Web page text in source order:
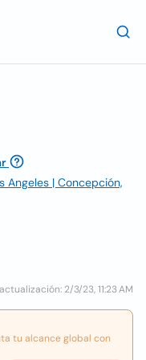
Angeles | Concepción,
2/3/23, 11:23 AM
tu alcance global con